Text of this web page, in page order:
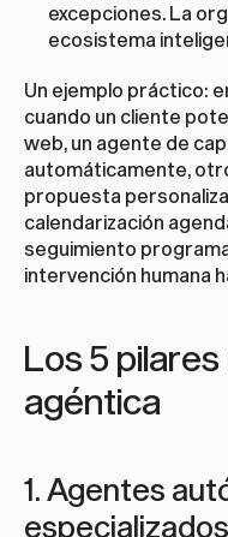
excepciones. La
ecosistema
Un ejemplo práctico:
cuando un cliente
web, un agente de
automáticamente,
propuesta
calendarización
seguimiento
intervención humana
Los 5
agéntica
1. Agentes
especializados